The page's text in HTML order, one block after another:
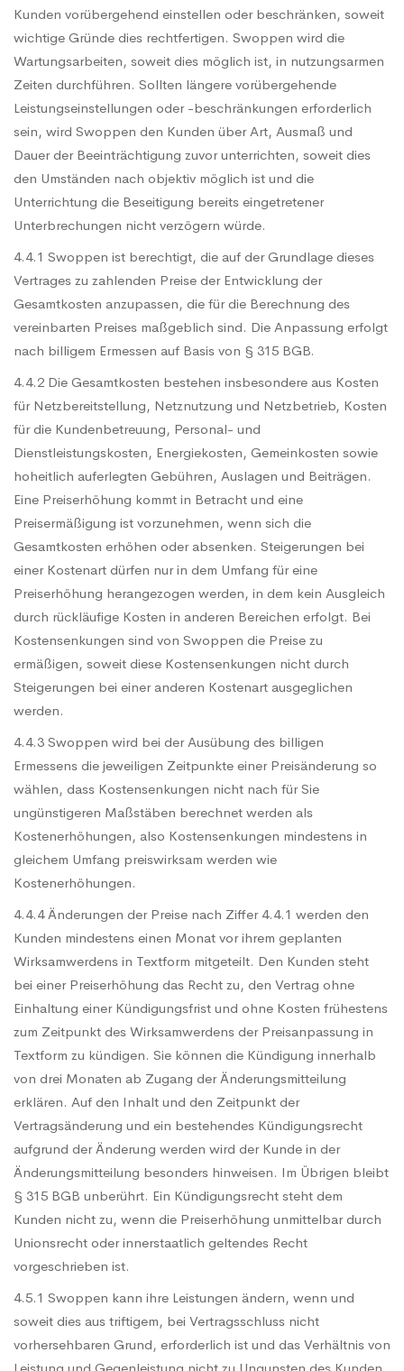
Kunden vorübergehend einstellen oder beschränken, soweit
wichtige Gründe dies rechtfertigen. Swoppen wird die
Wartungsarbeiten, soweit dies möglich ist, in nutzungsarmen
Zeiten durchführen. Sollten längere vorübergehende
Leistungseinstellungen oder -beschränkungen erforderlich
sein, wird Swoppen den Kunden über Art, Ausmaß und
Dauer der Beeinträchtigung zuvor unterrichten, soweit dies
den Umständen nach objektiv möglich ist und die
Unterrichtung die Beseitigung bereits eingetretener
Unterbrechungen nicht verzögern würde.
4.4.1 Swoppen ist berechtigt, die auf der Grundlage dieses
Vertrages zu zahlenden Preise der Entwicklung der
Gesamtkosten anzupassen, die für die Berechnung des
vereinbarten Preises maßgeblich sind. Die Anpassung erfolgt
nach billigem Ermessen auf Basis von § 315 BGB.
4.4.2 Die Gesamtkosten bestehen insbesondere aus Kosten
für Netzbereitstellung, Netznutzung und Netzbetrieb, Kosten
für die Kundenbetreuung, Personal- und
Dienstleistungskosten, Energiekosten, Gemeinkosten sowie
hoheitlich auferlegten Gebühren, Auslagen und Beiträgen.
Eine Preiserhöhung kommt in Betracht und eine
Preisermäßigung ist vorzunehmen, wenn sich die
Gesamtkosten erhöhen oder absenken. Steigerungen bei
einer Kostenart dürfen nur in dem Umfang für eine
Preiserhöhung herangezogen werden, in dem kein Ausgleich
durch rückläufige Kosten in anderen Bereichen erfolgt. Bei
Kostensenkungen sind von Swoppen die Preise zu
ermäßigen, soweit diese Kostensenkungen nicht durch
Steigerungen bei einer anderen Kostenart ausgeglichen
werden.
4.4.3 Swoppen wird bei der Ausübung des billigen
Ermessens die jeweiligen Zeitpunkte einer Preisänderung so
wählen, dass Kostensenkungen nicht nach für Sie
ungünstigeren Maßstäben berechnet werden als
Kostenerhöhungen, also Kostensenkungen mindestens in
gleichem Umfang preiswirksam werden wie
Kostenerhöhungen.
4.4.4 Änderungen der Preise nach Ziffer 4.4.1 werden den
Kunden mindestens einen Monat vor ihrem geplanten
Wirksamwerdens in Textform mitgeteilt. Den Kunden steht
bei einer Preiserhöhung das Recht zu, den Vertrag ohne
Einhaltung einer Kündigungsfrist und ohne Kosten frühestens
zum Zeitpunkt des Wirksamwerdens der Preisanpassung in
Textform zu kündigen. Sie können die Kündigung innerhalb
von drei Monaten ab Zugang der Änderungsmitteilung
erklären. Auf den Inhalt und den Zeitpunkt der
Vertragsänderung und ein bestehendes Kündigungsrecht
aufgrund der Änderung werden wird der Kunde in der
Änderungsmitteilung besonders hinweisen. Im Übrigen bleibt
§ 315 BGB unberührt. Ein Kündigungsrecht steht dem
Kunden nicht zu, wenn die Preiserhöhung unmittelbar durch
Unionsrecht oder innerstaatlich geltendes Recht
vorgeschrieben ist.
4.5.1 Swoppen kann ihre Leistungen ändern, wenn und
soweit dies aus triftigem, bei Vertragsschluss nicht
vorhersehbaren Grund, erforderlich ist und das Verhältnis von